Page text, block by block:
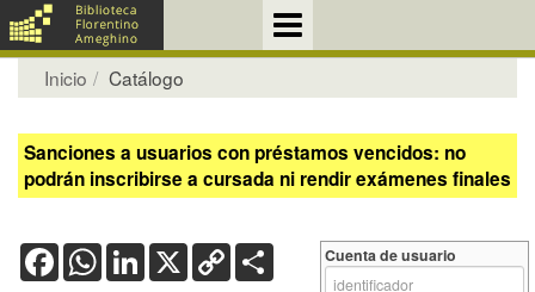
Inicio Catálogo
Sanciones a usuarios con préstamos vencidos: no
podrán inscribirse a cursada ni rendir exámenes finales
FacebookWhatsApp
LinkedIn
X Copy
Link
Cuenta de usuario